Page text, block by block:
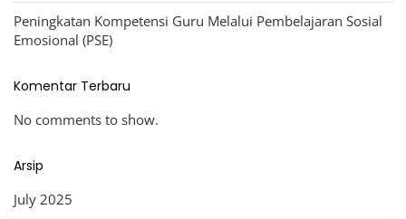
Peningkatan Kompetensi Guru Melalui Pembelajaran Sosial
Emosional (PSE)
Komentar Terbaru
No comments to show.
Arsip
July 2025